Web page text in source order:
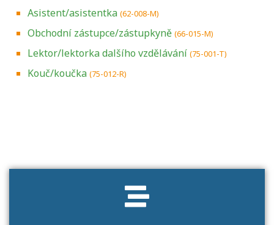
Asistent/asistentka (62-008-M)
Obchodní zástupce/zástupkyně (66-015-M)
Lektor/lektorka dalšího vzdělávání (75-001-T)
Kouč/koučka (75-012-R)
Projděte si seznam profesních kvalifikací.